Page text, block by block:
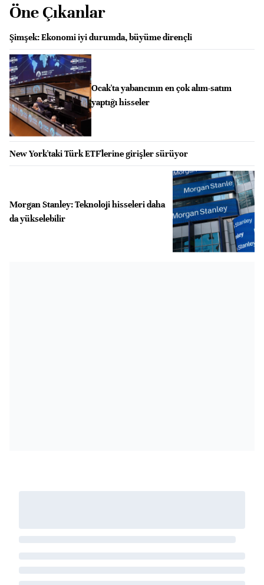
Öne Çıkanlar
Şimşek: Ekonomi iyi durumda, büyüme dirençli
Ocak'ta yabancının en çok alım-satım
yaptığı hisseler
New York'taki Türk ETF'lerine girişler sürüyor
Morgan Stanley: Teknoloji hisseleri daha
da yükselebilir